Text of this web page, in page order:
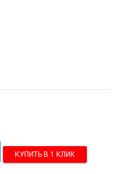
КУПИТЬ В 1 КЛИК